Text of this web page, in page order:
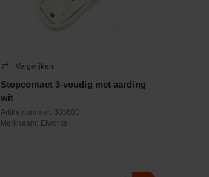
Vergelijken
Stopcontact 3-voudig met aarding
wit
Artikelnummer: 303601
Merknaam: Elworks